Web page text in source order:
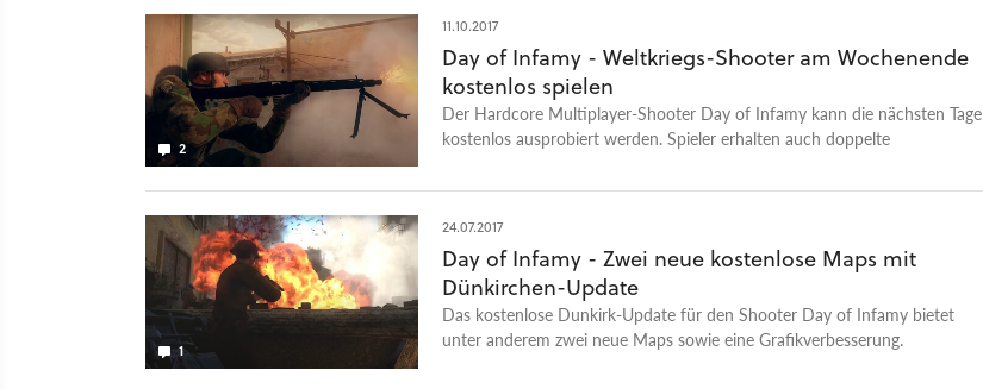
2
11.10.2017
Day of Infamy - Weltkriegs-Shooter am Wochenende
kostenlos spielen
Der Hardcore Multiplayer-Shooter Day of Infamy kann die nächsten Tage
kostenlos ausprobiert werden. Spieler erhalten auch doppelte
1
24.07.2017
Day of Infamy - Zwei neue kostenlose Maps mit
Dünkirchen-Update
Das kostenlose Dunkirk-Update für den Shooter Day of Infamy bietet
unter anderem zwei neue Maps sowie eine Grafikverbesserung.